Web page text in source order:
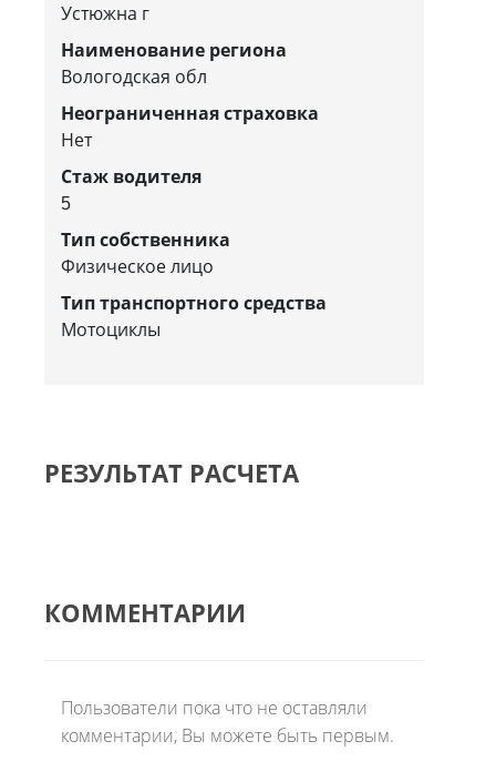
Устюжна г
Наименование региона
Вологодская обл
Неограниченная страховка
Нет
Стаж водителя
5
Тип собственника
Физическое лицо
Тип транспортного средства
Мотоциклы
РЕЗУЛЬТАТ РАСЧЕТА
КОММЕНТАРИИ
Пользователи пока что не оставляли
комментарии, Вы можете быть первым.